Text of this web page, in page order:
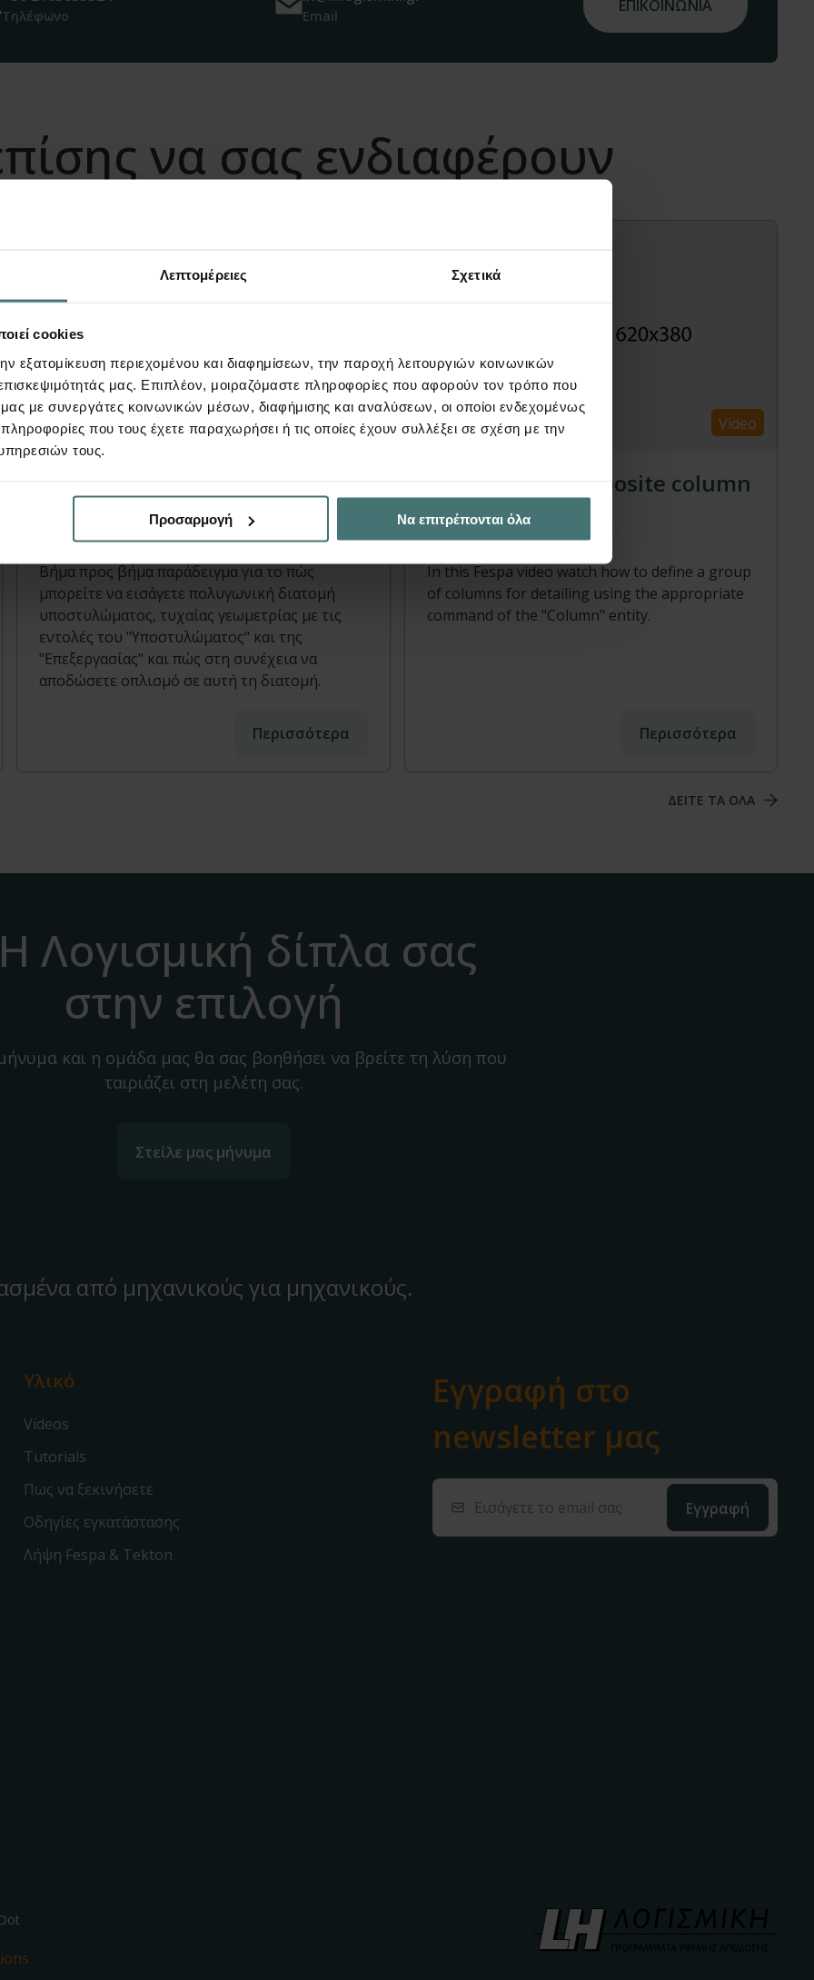
Λεπτομέρειες Σχετικά
cookies
εξατομίκευση περιεχομένου και διαφημίσεων, την παροχή λειτουργιών κοινωνικών
μας. Επιπλέον, μοιραζόμαστε πληροφορίες που αφορούν τον τρόπο που
μας με συνεργάτες κοινωνικών μέσων, διαφήμισης και αναλύσεων, οι οποίοι ενδεχομένως
που τους έχετε παραχωρήσει ή τις οποίες έχουν συλλέξει σε σχέση με την
τους.
Προσαρμογή Να επιτρέπονται όλα
Τηλέφωνο Email ΕΠΙΚΟΙΝΩΝΙΑ
να σας ενδιαφέρουν
Video
arbitrary geometry in Fespa
FespaC | Video
Βήμα προς βήμα παράδειγμα για το πώς
μπορείτε να εισάγετε πολυγωνική διατομή
υποστυλώματος, τυχαίας γεωμετρίας με τις
εντολές του "Υποστυλώματος" και της
"Επεξεργασίας" και πώς στη συνέχεια να
αποδώσετε οπλισμό σε αυτή τη διατομή.
Περισσότερα
Video
Detailing of composite column
cross-sections
FespaC | Video
In this Fespa video watch how to define a group
of columns for detailing using the appropriate
command of the "Column" entity.
Περισσότερα
ΔΕΙΤΕ ΤΑ ΟΛΑ
Λογισμική δίπλα σας
στην επιλογή
και η ομάδα μας θα σας βοηθήσει να βρείτε τη λύση που
ταιριάζει στη μελέτη σας.
Στείλε μας μήνυμα
από μηχανικούς για μηχανικούς.
Υλικό
Videos
Tutorials
Πως να ξεκινήσετε
Οδηγίες εγκατάστασης
Λήψη Fespa & Tekton
Εγγραφή στο
newsletter μας